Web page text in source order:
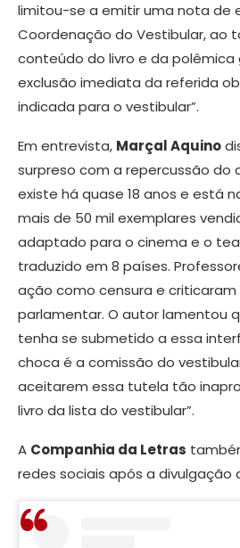
limitou-se a emitir uma nota de
Coordenação do Vestibular, ao
conteúdo do livro e da polêmica
exclusão imediata da referida
indicada para o vestibular”.
Em entrevista, Marçal Aquino
surpreso com a repercussão do
existe há quase 18 anos e está
mais de 50 mil exemplares
adaptado para o cinema e o
traduzido em 8 países.
ação como censura e
parlamentar. O autor lamentou
tenha se submetido a essa
choca é a comissão do
aceitarem essa tutela tão
livro da lista do vestibular”.
A Companhia da Letras
redes sociais após a divulgação